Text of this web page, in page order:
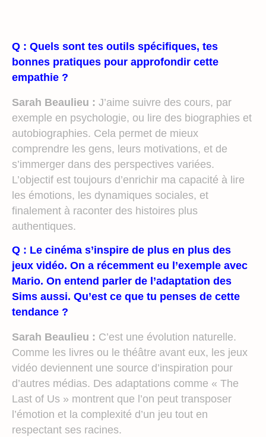
Q : Quels sont tes outils spécifiques, tes
bonnes pratiques pour approfondir cette
empathie ?
Sarah Beaulieu : J’aime suivre des cours, par
exemple en psychologie, ou lire des biographies et
autobiographies. Cela permet de mieux
comprendre les gens, leurs motivations, et de
s’immerger dans des perspectives variées.
L’objectif est toujours d’enrichir ma capacité à lire
les émotions, les dynamiques sociales, et
finalement à raconter des histoires plus
authentiques.
Q : Le cinéma s’inspire de plus en plus des
jeux vidéo. On a récemment eu l’exemple avec
Mario. On entend parler de l’adaptation des
Sims aussi. Qu’est ce que tu penses de cette
tendance ?
Sarah Beaulieu : C’est une évolution naturelle.
Comme les livres ou le théâtre avant eux, les jeux
vidéo deviennent une source d’inspiration pour
d’autres médias. Des adaptations comme « The
Last of Us » montrent que l’on peut transposer
l’émotion et la complexité d’un jeu tout en
respectant ses racines.